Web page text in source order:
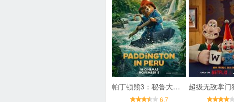
帕丁顿熊3：秘鲁大冒险
6.7